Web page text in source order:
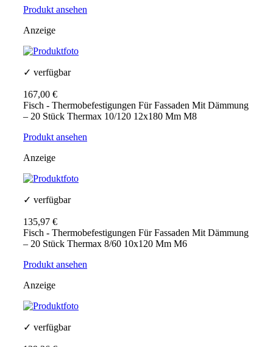
Produkt ansehen
Anzeige
✓ verfügbar
167,00 €
Fisch - Thermobefestigungen Für Fassaden Mit Dämmung
– 20 Stück Thermax 10/120 12x180 Mm M8
Produkt ansehen
Anzeige
✓ verfügbar
135,97 €
Fisch - Thermobefestigungen Für Fassaden Mit Dämmung
– 20 Stück Thermax 8/60 10x120 Mm M6
Produkt ansehen
Anzeige
✓ verfügbar